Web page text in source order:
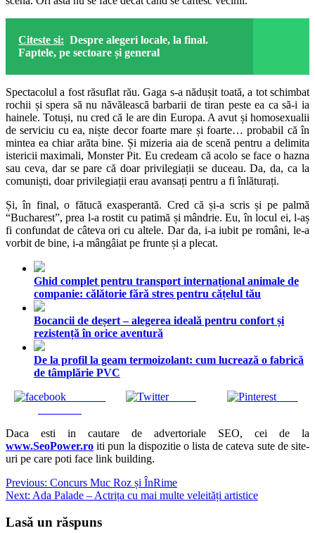
Citeste si: Despre alegeri locale, la final.
Faptele, pe sectoare și general
Spectacolul a fost răsuflat rău. Gaga s-a nădușit toată, a tot schimbat
rochii și spera să nu năvălească barbarii de tiran peste ea ca să-i ia
hainele. Totuși, nu cred că le are din Europa. A avut și homosexualii
de serviciu cu ea, niște decor foarte mare și foarte… probabil că în
mintea ea chiar arăta bine. Și mizeria aia de scenă pentru a delimita
istericii maximali, Monster Pit. Eu credeam că acolo se face o hazna
sau ceva, dar se pare că doar privilegiații se duceau. Da, da, ca la
comuniști, doar privilegiații erau avansați pentru a fi înlăturați.
Și, în final, o fătucă exasperantă. Cred că și-a scris și pe palmă
“Bucharest”, prea l-a rostit cu patimă și mândrie. Eu, în locul ei, l-aș
fi confundat de câteva ori cu altele. Dar da, i-a iubit pe români, le-a
vorbit de bine, i-a mângâiat pe frunte și a plecat.
Ghid complet pentru transport internațional animale de
companie: călătorie fără stres pentru cățelul tău
Bocancii de deșert – alegerea ideală pentru confort și
rezistență în orice aventură
De la profil la geam termoizolant: cum lucrează o fabrică
de tâmplărie PVC
Tweet Save
Daca esti in cautare de advertoriale SEO, cei de la
www.SeoPower.ro iti pun la dispozitie o lista de cateva sute de site-
uri pe care poti face link building.
Navigare
în
articole
Previous: Concurs Muc Roz și ÎnRime
Next: Ada Palade – Actrița cu mai multe veleități artistice
Lasă un răspuns